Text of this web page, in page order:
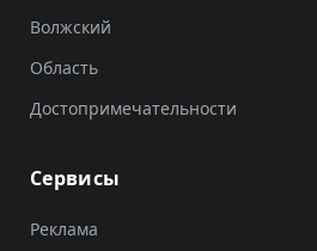
Волжский
Область
Достопримечательности
Сервисы
Реклама